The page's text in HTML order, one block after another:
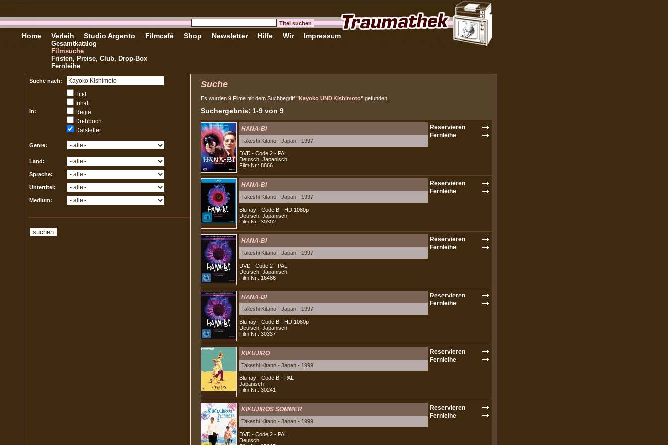
Home Verleih
Gesamtkatalog
Filmsuche
Fristen, Preise, Club, Drop-Box
Fernleihe
Studio Argento Filmcafé Shop Newsletter Hilfe Wir Impressum
Suche nach:
In:
Titel
Inhalt
Regie
Drehbuch
Darsteller
Genre:
Land:
Sprache:
Untertitel:
Medium:
Suche
Es wurden 9 Filme mit dem Suchbegriff "Kayoko UND Kishimoto" gefunden.
Suchergebnis: 1-9 von 9
HANA-BI
Takeshi Kitano - Japan - 1997
DVD - Code 2 - PAL
Deutsch, Japanisch
Film-Nr.: 8866
HANA-BI
Takeshi Kitano - Japan - 1997
Blu-ray - Code B - HD 1080p
Deutsch, Japanisch
Film-Nr.: 30302
HANA-BI
Takeshi Kitano - Japan - 1997
DVD - Code 2 - PAL
Deutsch, Japanisch
Film-Nr.: 16486
HANA-BI
Takeshi Kitano - Japan - 1997
Blu-ray - Code B - HD 1080p
Deutsch, Japanisch
Film-Nr.: 30337
KIKUJIRO
Takeshi Kitano - Japan - 1999
Blu-ray - Code B - PAL
Japanisch
Film-Nr.: 30241
KIKUJIROS SOMMER
Takeshi Kitano - Japan - 1999
DVD - Code 2 - PAL
Deutsch